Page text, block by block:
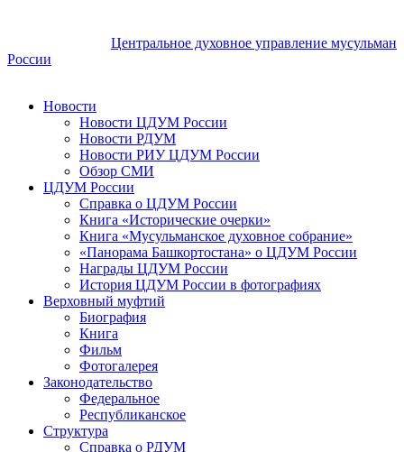
Центральное духовное управление мусульман
России
Новости
Новости ЦДУМ России
Новости РДУМ
Новости РИУ ЦДУМ России
Обзор СМИ
ЦДУМ России
Справка о ЦДУМ России
Книга «Исторические очерки»
Книга «Мусульманское духовное собрание»
«Панорама Башкортостана» о ЦДУМ России
Награды ЦДУМ России
История ЦДУМ России в фотографиях
Верховный муфтий
Биография
Книга
Фильм
Фотогалерея
Законодательство
Федеральное
Республиканское
Структура
Справка о РДУМ